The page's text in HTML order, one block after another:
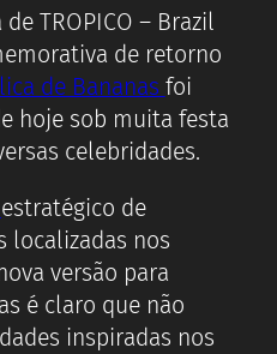
TROPICO – Brazil
de retorno
de Bananas foi
hoje sob muita festa
celebridades.
estratégico de
localizadas nos
versão para
é claro que não
inspiradas nos